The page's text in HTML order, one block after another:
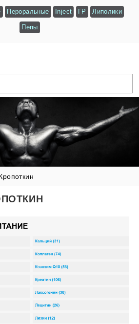
Пероральные Inject ГР Липолики
Пепы